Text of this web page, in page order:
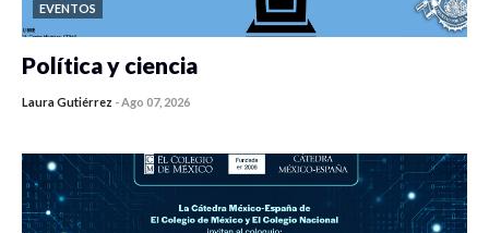
EVENTOS
Política y ciencia
Laura Gutiérrez -Ago 07, 2026